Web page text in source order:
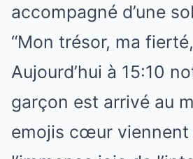
accompagné d’une
“Mon trésor, ma
Aujourd’hui à 15:10
garçon est arrivé au
emojis cœur viennent